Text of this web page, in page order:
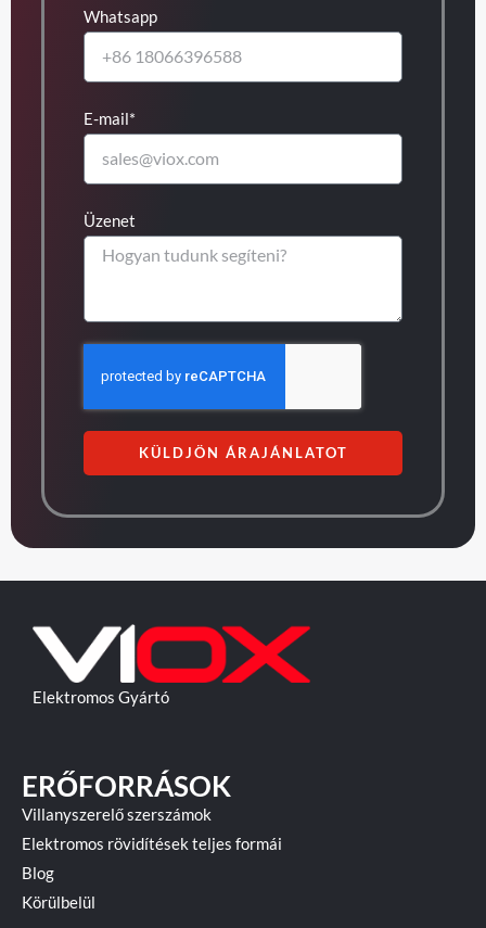
Whatsapp
E-mail*
Üzenet
KÜLDJÖN ÁRAJÁNLATOT
Elektromos Gyártó
ERŐFORRÁSOK
Villanyszerelő szerszámok
Elektromos rövidítések teljes formái
Blog
Körülbelül